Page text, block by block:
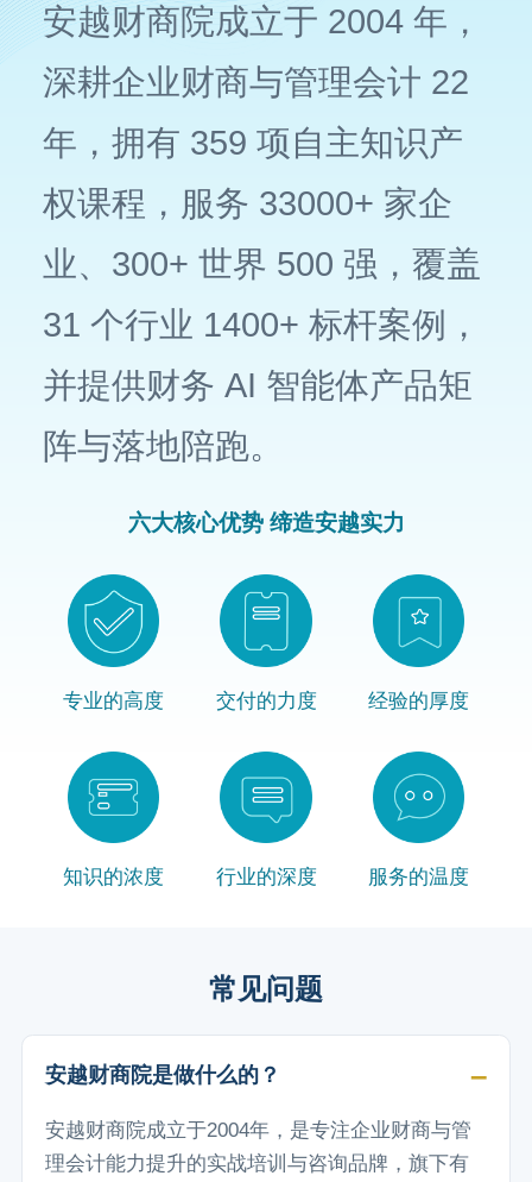
安越财商院成立于 2004 年，
深耕企业财商与管理会计 22
年，拥有 359 项自主知识产
权课程，服务 33000+ 家企
业、300+ 世界 500 强，覆盖
31 个行业 1400+ 标杆案例，
并提供财务 AI 智能体产品矩
阵与落地陪跑。
六大核心优势 缔造安越实力
专业的高度 交付的力度 经验的厚度
知识的浓度 行业的深度 服务的温度
常见问题
安越财商院是做什么的？
安越财商院成立于2004年，是专注企业财商与管
理会计能力提升的实战培训与咨询品牌，旗下有